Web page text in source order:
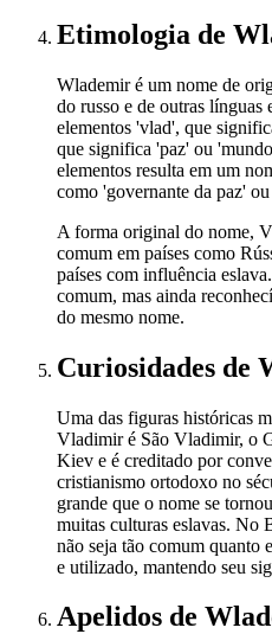
Etimologia de
Wlademir é um nome de
do russo e de outras línguas
elementos 'vlad', que
que significa 'paz' ou
elementos resulta em um
como 'governante da paz'
A forma original do nome,
comum em países como
países com influência
comum, mas ainda
do mesmo nome.
Curiosidades de
Uma das figuras históricas
Vladimir é São Vladimir, o
Kiev e é creditado por
cristianismo ortodoxo no
grande que o nome se
muitas culturas eslavas. No
não seja tão comum quanto
e utilizado, mantendo seu
Apelidos de